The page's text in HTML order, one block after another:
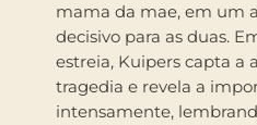
mama da mae, em um
decisivo para as duas.
estreia, Kuipers capta a
tragedia e revela a
intensamente,